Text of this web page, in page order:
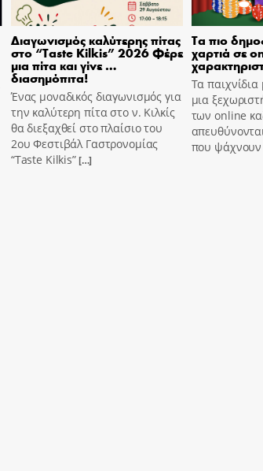
Διαγωνισμός καλύτερης πίτας
στο “Taste Kilkis” 2026 Φέρε
μια πίτα και γίνε …
διασημόπιτα!
Ένας μοναδικός διαγωνισμός για
την καλύτερη πίτα στο ν. Κιλκίς
θα διεξαχθεί στο πλαίσιο του
2ου Φεστιβάλ Γαστρονομίας
“Taste Kilkis”[…]
Τα πιο
χαρτιά σε
Τα
μια
των online
που ψάχνουν